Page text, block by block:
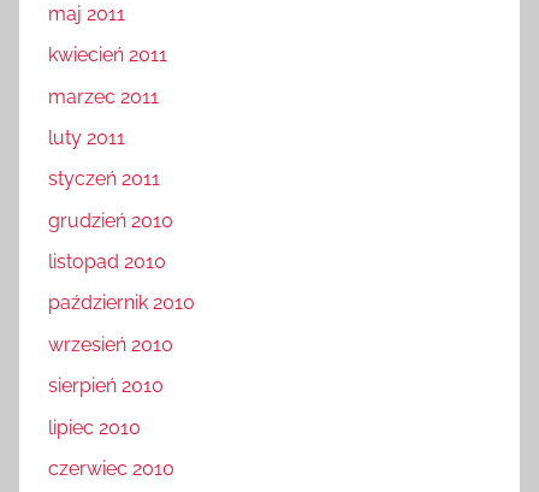
maj 2011
kwiecień 2011
marzec 2011
luty 2011
styczeń 2011
grudzień 2010
listopad 2010
październik 2010
wrzesień 2010
sierpień 2010
lipiec 2010
czerwiec 2010